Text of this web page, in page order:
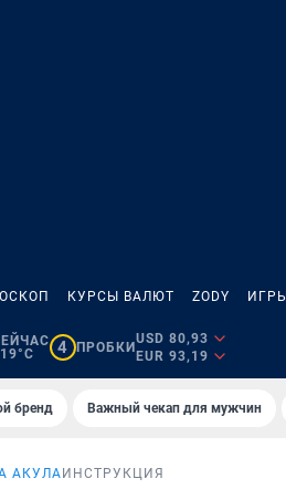
КУРСЫ ВАЛЮТ ZODY ИГРЫ
4 ПРОБКИ
USD 80,93
EUR 93,19
бренд Важный чекап для мужчин
АКУЛА ИНСТРУКЦИЯ